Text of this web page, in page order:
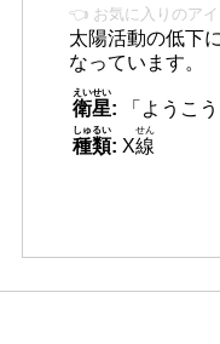
👈 お気に入りのアイ
太陽活動の低下
なっています。
衛星
えいせい
:
「ようこう
種類
しゅるい
: X線
せん